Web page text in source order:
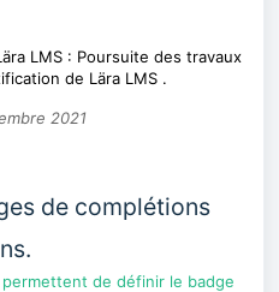
LMS : Poursuite des travaux
de Lära LMS .
2021
de complétions
de définir le badge